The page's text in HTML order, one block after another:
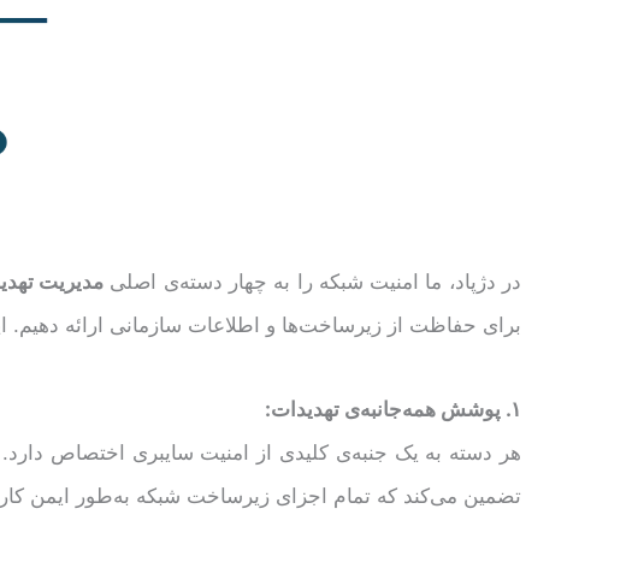
در دژپاد، ما امنیت شبکه را به چهار دسته‌ی اصلی مدیریت
برای حفاظت از زیرساخت‌ها و اطلاعات سازمانی ارائه
۱. پوشش همه‌جانبه‌ی تهدیدات:
هر دسته به یک جنبه‌ی کلیدی از امنیت سایبری اختصاص دارد.
تضمین می‌کند که تمام اجزای زیرساخت شبکه به‌طور ایمن کار